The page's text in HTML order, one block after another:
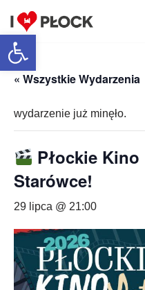
Otwórz pasek narzędzi
Przejdź
do
treści
« Wszystkie Wydarzenia
wydarzenie już minęło.
Płockie
Starówce!
29 lipca @ 21:00